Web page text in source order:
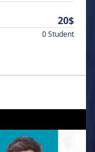
20$
0 Student